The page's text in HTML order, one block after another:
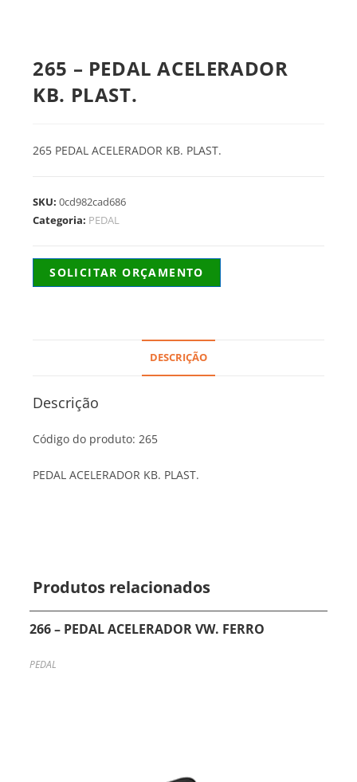
265 – PEDAL ACELERADOR
KB. PLAST.
265 PEDAL ACELERADOR KB. PLAST.
SKU:0cd982cad686
Categoria: PEDAL
SOLICITAR ORÇAMENTO
DESCRIÇÃO
Descrição
Código do produto: 265
PEDAL ACELERADOR KB. PLAST.
Produtos relacionados
266 – PEDAL ACELERADOR VW. FERRO
PEDAL